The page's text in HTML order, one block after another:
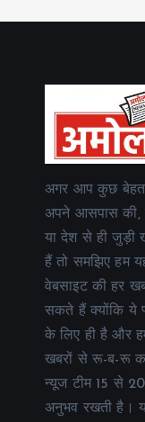
अगर आप कुछ
अपने आसपास की,
या देश से ही जुड़ी
हैं तो समझिए हम
वेबसाइट की हर
सकते हैं क्योंकि ये
के लिए ही है और
खबरों से रू-ब-रू
न्यूज टीम 15 से 20
अनुभव रखती है।